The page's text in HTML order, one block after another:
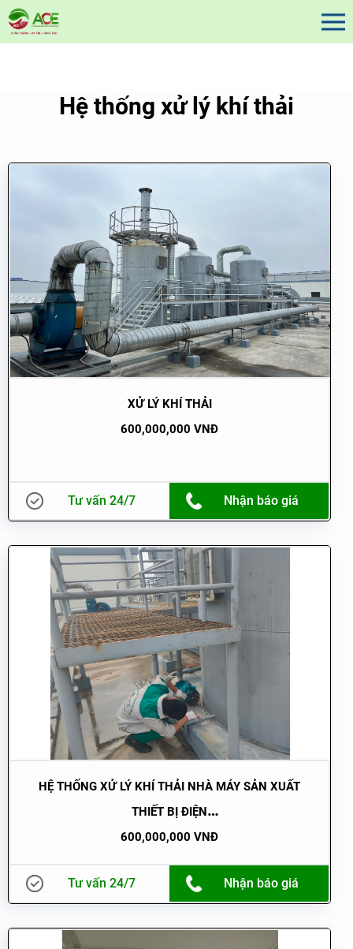
Hệ thống xử lý khí thải
XỬ LÝ KHÍ THẢI
600,000,000 VNĐ
Tư vấn 24/7 Nhận báo giá
HỆ THỐNG XỬ LÝ KHÍ THẢI NHÀ MÁY SẢN XUẤT
THIẾT BỊ ĐIỆN
600,000,000 VNĐ
Tư vấn 24/7 Nhận báo giá